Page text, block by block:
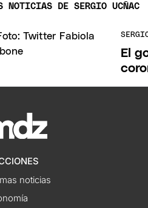
NOTICIAS DE SERGIO UCÑAC
El
noticias